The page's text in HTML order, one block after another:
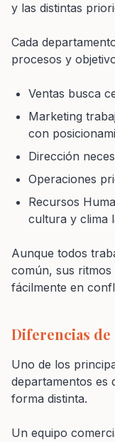
y las distintas
Cada
procesos y
Ventas busca
Marketing
con
Dirección
Operaciones
Recursos
cultura y clima
Aunque todos
común, sus
fácilmente en
Diferencias
Uno de los
departamentos es
forma distinta.
Un equipo